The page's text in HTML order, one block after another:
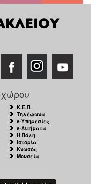
Κ.Ε.Π.
Τηλέφωνα
e-Υπηρεσίες
e-Αιτήματα
Η Πόλη
Ιστορία
Κνωσός
Μουσεία